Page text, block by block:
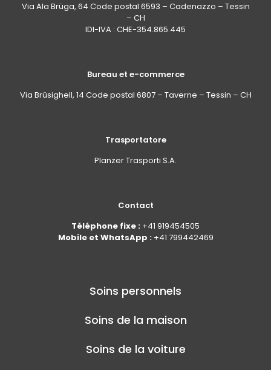
Via Ala Brüga, 64 Code postal 6593 – Cadenazzo – Tessin
– CH
IDI-IVA : CHE-354.865.445
Bureau et e-commerce
Via Brüsighell, 14 Code postal 6807 – Taverne – Tessin – CH
Trasportatore
Planzer Trasporti S.A.
Contact
Téléphone fixe : +41 919454505
Mobile et WhatsApp : +41 799442469
Soins personnels
Soins de la maison
Soins de la voiture